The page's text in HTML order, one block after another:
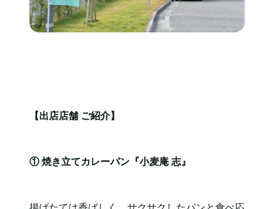
【出店店舗 ご紹介】
① 焼き立てカレーパン『小麦庵 志』